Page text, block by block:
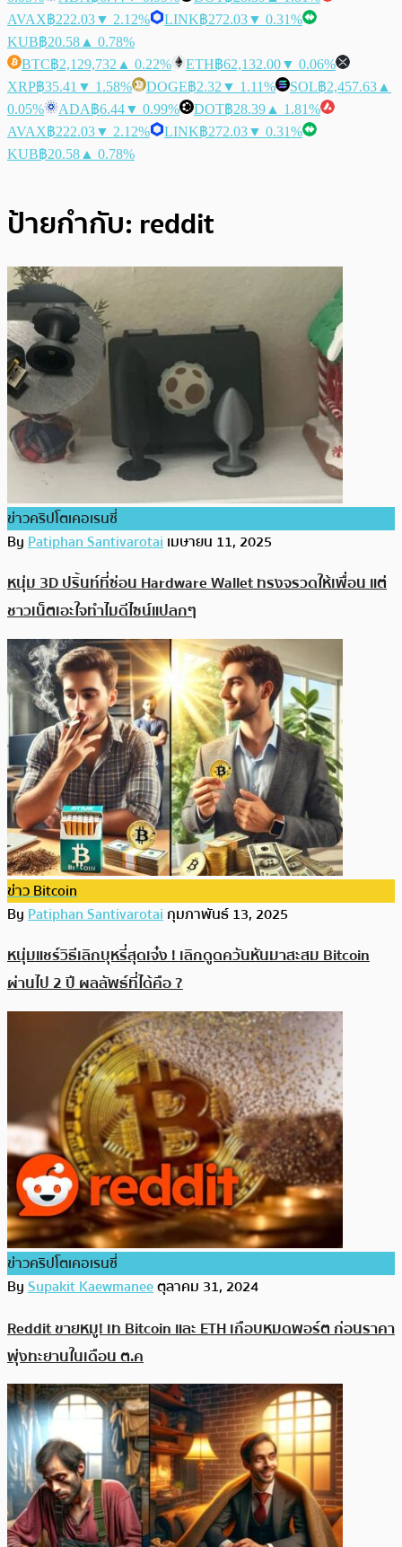
AVAX฿222.03▼ 2.12% LINK฿272.03▼ 0.31%
KUB฿20.58 ▲ 0.78%
BTC฿2,129,732 ▲ 0.22% ETH฿62,132.00▼ 0.06%
XRP฿35.41 ▼ 1.58% DOGE฿2.32 ▼ 1.11% SOL฿2,457.63 ▲
0.05%
ADA฿6.44▼ 0.99% DOT฿28.39 ▲ 1.81%
AVAX฿222.03▼ 2.12% LINK฿272.03▼ 0.31%
KUB฿20.58 ▲ 0.78%
ป้ายกำกับ: reddit
ข่าวคริปโตเคอเรนซี่
ByPatiphan Santivarotaiเมษายน 11, 2025
หนุ่ม 3D ปริ้นท์ที่ซ่อน Hardware Wallet ทรงจรวดให้เพื่อน แต่
ชาวเน็ตเอะใจทำไมดีไซน์แปลกๆ
ข่าว Bitcoin
ByPatiphan Santivarotaiกุมภาพันธ์ 13, 2025
หนุ่มแชร์วิธีเลิกบุหรี่สุดเจ๋ง ! เลิกดูดควันหันมาสะสม Bitcoin
ผ่านไป 2 ปี ผลลัพธ์ที่ได้คือ ?
ข่าวคริปโตเคอเรนซี่
BySupakit Kaewmaneeตุลาคม 31, 2024
Reddit ขายหมู! เท Bitcoin และ ETH เกือบหมดพอร์ต ก่อนราคา
พุ่งทะยานในเดือน ต.ค